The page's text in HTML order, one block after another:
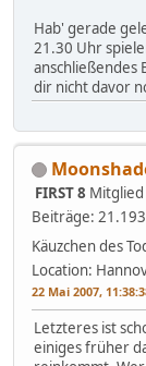
Hab' gerade
21.30 Uhr
anschließendes
dir nicht davor
FIRST 8 Mitglied
Beiträge: 21.193
Käuzchen des
Location:
22 Mai 2007,
Letzteres ist
einiges früher